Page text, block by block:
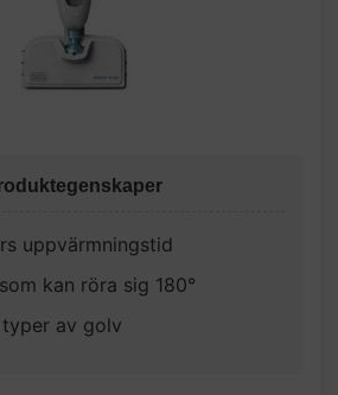
uppvärmningstid
kan röra sig 180°
av golv